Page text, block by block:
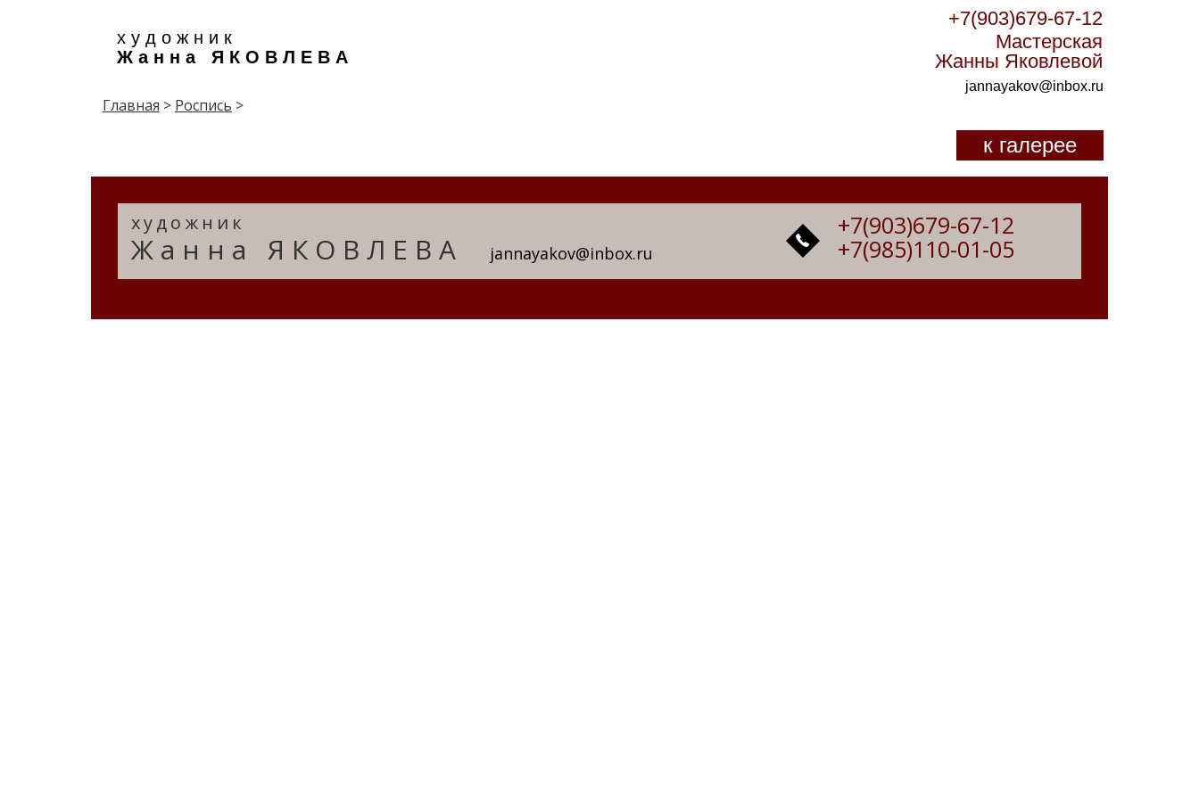
х у д о ж н и к
Ж а н н а Я К О В Л Е В А
+7(903)679-67-12
Мастерская
Жанны Яковлевой
jannayakov@inbox.ru
Главная > Роспись >
к галерее
художник
Жанна ЯКОВЛЕВА jannayakov@inbox.ru
+7(903)679-67-12
+7(985)110-01-05